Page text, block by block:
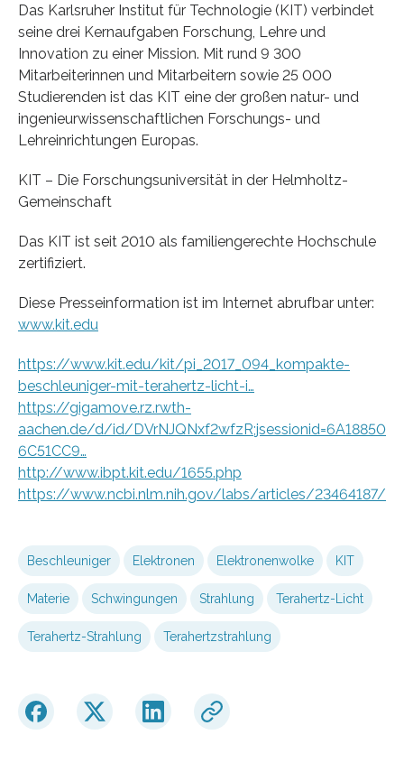
Das Karlsruher Institut für Technologie (KIT) verbindet
seine drei Kernaufgaben Forschung, Lehre und
Innovation zu einer Mission. Mit rund 9 300
Mitarbeiterinnen und Mitarbeitern sowie 25 000
Studierenden ist das KIT eine der großen natur- und
ingenieurwissenschaftlichen Forschungs- und
Lehreinrichtungen Europas.
KIT – Die Forschungsuniversität in der Helmholtz-
Gemeinschaft
Das KIT ist seit 2010 als familiengerechte Hochschule
zertifiziert.
Diese Presseinformation ist im Internet abrufbar unter:
www.kit.edu
https://www.kit.edu/kit/pi_2017_094_kompakte-
beschleuniger-mit-terahertz-licht-i…
https://gigamove.rz.rwth-
aachen.de/d/id/DVrNJQNxf2wfzR;jsessionid=6A18850
6C51CC9…
http://www.ibpt.kit.edu/1655.php
https://www.ncbi.nlm.nih.gov/labs/articles/23464187/
Beschleuniger Elektronen Elektronenwolke KIT
Materie Schwingungen Strahlung Terahertz-Licht
Terahertz-Strahlung Terahertzstrahlung